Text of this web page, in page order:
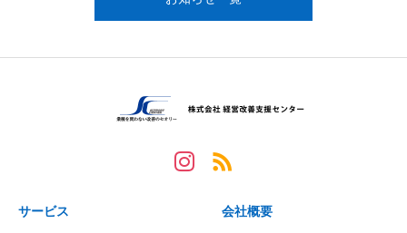
サービス 会社概要